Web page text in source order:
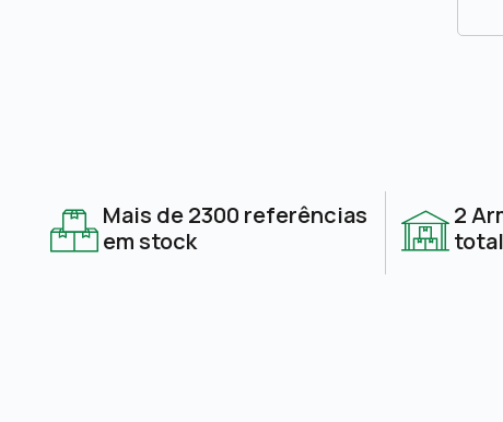
Mais de 2300 referências
em stock
2